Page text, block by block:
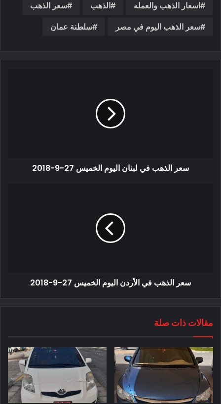
اسعار الذهب والعمله الذهب سعر الذهب
سعر الذهب اليوم في مصر سلطنة عمان
سعر الذهب في لبنان اليوم الخميس 27-9-2018
سعر الذهب في الأردن اليوم الخميس 27-9-2018
مقالات ذات صلة